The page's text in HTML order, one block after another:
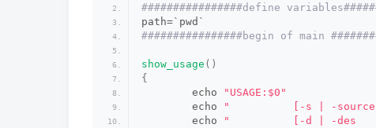
################define
path=`pwd`
################begin of main
show_usage ()
{
        echo
"USAGE:$0"
        echo
"          [-s | -
        echo
"          [-d | -des